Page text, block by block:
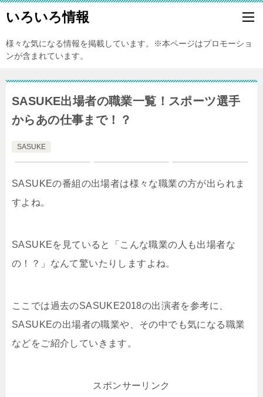
いろいろ情報
様々な気になる情報を掲載しています。※本ページはプロモーショ
ンが含まれています。
SASUKE出場者の職業一覧！スポーツ選手
からあの仕事まで！？
SASUKE
SASUKEの番組の出場者は様々な職業の方が出られま
すよね。
SASUKEを見ていると「こんな職業の人も出場者な
の！？」なんて驚いたりしますよね。
ここでは過去のSASUKE2018の出演者を参考に、
SASUKEの出場者の職業や、その中でも気になる職業
などをご紹介していきます。
スポンサーリンク